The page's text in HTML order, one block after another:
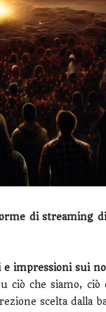
di streaming
e impressioni sui
che siamo, ciò
scelta dalla